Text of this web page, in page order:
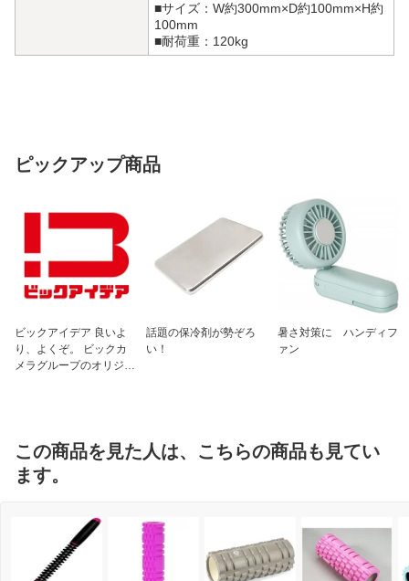
■サイズ：W約300mm×D約100mm×H約
100mm
■耐荷重：120kg
ピックアップ商品
ビックアイデア 良いよ
り、よくぞ。 ビックカ
メラグループのオリジナ
話題の保冷剤が勢ぞろ
い！
暑さ対策に ハンディフ
ァン
この商品を見た人は、こちらの商品も見てい
ます。